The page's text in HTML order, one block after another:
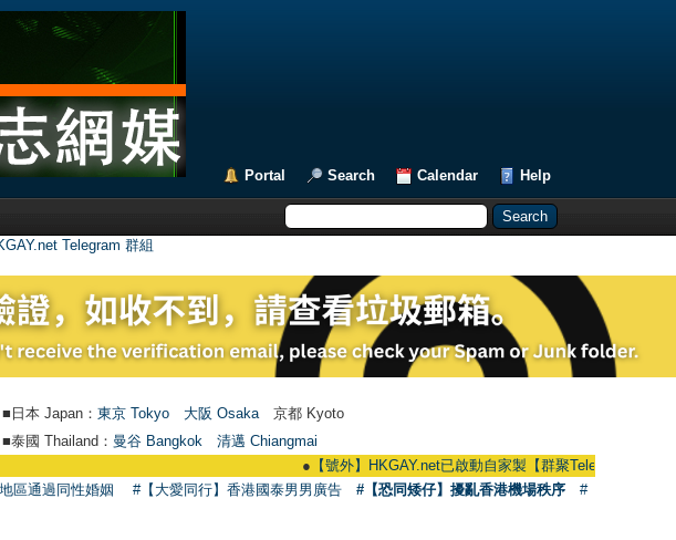
Portal Search Calendar Help
Telegram 群組
■日本 Japan： 東京 Tokyo 大阪 Osaka 京都 Kyoto
■泰國 Thailand： 曼谷 Bangkok
清邁 Chiangmai
【號外】HKGAY.net已啟動自家製【群聚Telegram群組】
區通過同性婚姻 #【大愛同行】香港國泰男男廣告 #【恐同矮仔】擾亂香港機場秩序
#